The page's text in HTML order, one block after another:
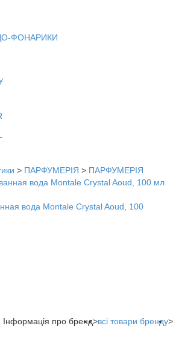
ФОНАРИКИ
> ПАРФУМЕРІЯ > ПАРФУМЕРІЯ
вода Montale Crystal Aoud, 100 мл
Інформація про бренд>всі товари бренду>